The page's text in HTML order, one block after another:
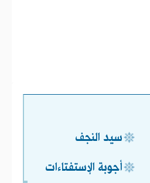
سيد النجف
أجوبة الإستفتاءات